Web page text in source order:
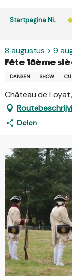
Startpagina NL
8 augustus > 9
Fête 18ème
DANSEN SHOW
Château de
Delen